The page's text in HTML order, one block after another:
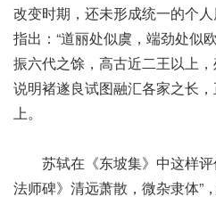
改变时期，还未形成统一的个
指出：“道丽处似虞，端劲处似
振六代之馀，高古近二王以上
说明褚遂良试图融汇各家之长
上。
苏轼在《东坡集》中这样评
法师碑》清远萧散，微杂隶体”，